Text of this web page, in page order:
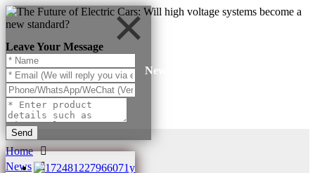
Leave Your Message
Send
News
Home
News